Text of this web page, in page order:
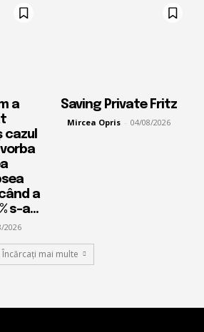
a
cazul
a
s-a...
2026
Saving Private Fritz
Mircea Opris - 04/08/2026
Încărcați mai multe